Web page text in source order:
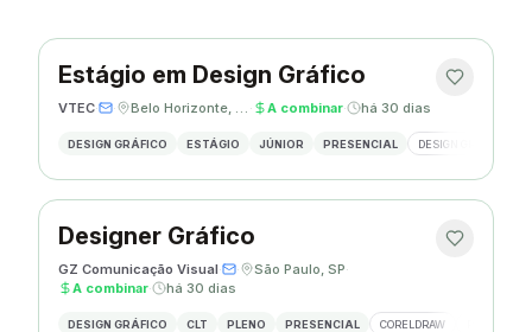
Estágio em Design Gráfico
VTEC· · Belo Horizonte, MG · A combinar· há 30 dias
DESIGN GRÁFICO ESTÁGIO JÚNIOR PRESENCIAL DESIGN GRÁFICO
Designer Gráfico
GZ Comunicação Visual· · São Paulo, SP·
A combinar· há 30 dias
DESIGN GRÁFICO CLT PLENO PRESENCIAL CORELDRAW